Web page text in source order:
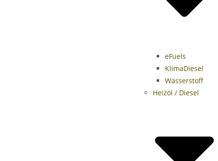
eFuels
KlimaDiesel
Wasserstoff
Heizöl / Diesel